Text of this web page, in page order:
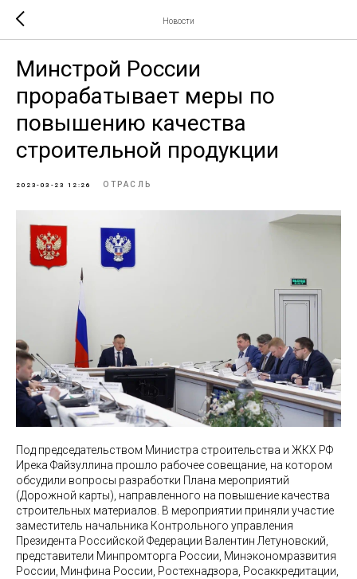
Новости
Минстрой России
прорабатывает меры по
повышению качества
строительной продукции
2023-03-23 12:26 ОТРАСЛЬ
Под председательством Министра строительства и ЖКХ РФ
Ирека Файзуллина прошло рабочее совещание, на котором
обсудили вопросы разработки Плана мероприятий
(Дорожной карты), направленного на повышение качества
строительных материалов. В мероприятии приняли участие
заместитель начальника Контрольного управления
Президента Российской Федерации Валентин Летуновский,
представители Минпромторга России, Минэкономразвития
России, Минфина России, Ростехнадзора, Росаккредитации,